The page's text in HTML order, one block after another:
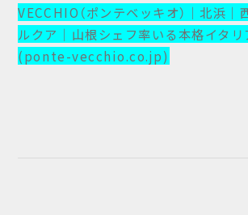
VECCHIO（ポンテベッキオ）｜北浜｜
ルクア｜山根シェフ率いる本格イタリ
(ponte-vecchio.co.jp)